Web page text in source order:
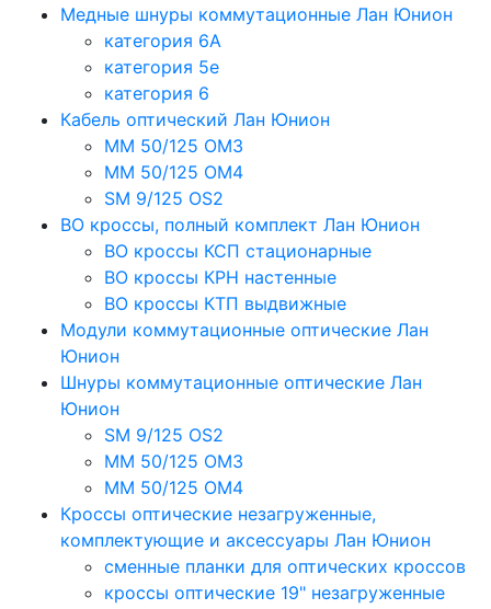
Медные шнуры коммутационные Лан Юнион
категория 6A
категория 5e
категория 6
Кабель оптический Лан Юнион
MM 50/125 OM3
MM 50/125 OM4
SM 9/125 OS2
ВО кроссы, полный комплект Лан Юнион
ВО кроссы КСП стационарные
ВО кроссы КРН настенные
ВО кроссы КТП выдвижные
Модули коммутационные оптические Лан
Юнион
Шнуры коммутационные оптические Лан
Юнион
SM 9/125 OS2
MM 50/125 OM3
MM 50/125 OM4
Кроссы оптические незагруженные,
комплектующие и аксессуары Лан Юнион
сменные планки для оптических кроссов
кроссы оптические 19" незагруженные